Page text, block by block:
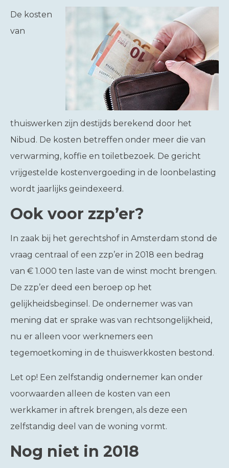
De kosten
van
thuiswerken zijn destijds berekend door het
Nibud. De kosten betreffen onder meer die van
verwarming, koffie en toiletbezoek. De gericht
vrijgestelde kostenvergoeding in de loonbelasting
wordt jaarlijks geïndexeerd.
Ook voor zzp’er?
In zaak bij het gerechtshof in Amsterdam stond de
vraag centraal of een zzp’er in 2018 een bedrag
van € 1.000 ten laste van de winst mocht brengen.
De zzp’er deed een beroep op het
gelijkheidsbeginsel. De ondernemer was van
mening dat er sprake was van rechtsongelijkheid,
nu er alleen voor werknemers een
tegemoetkoming in de thuiswerkkosten bestond.
Let op! Een zelfstandig ondernemer kan onder
voorwaarden alleen de kosten van een
werkkamer in aftrek brengen, als deze een
zelfstandig deel van de woning vormt.
Nog niet in 2018